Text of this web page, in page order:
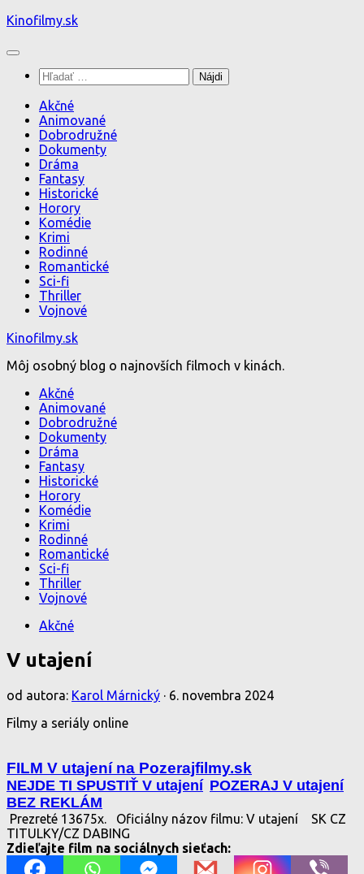
Preskočiť
obsah
Kinofilmy.sk
Hľadať:
Akčné
Animované
Dobrodružné
Dokumenty
Dráma
Fantasy
Historické
Horory
Komédie
Krimi
Rodinné
Romantické
Sci-fi
Thriller
Vojnové
Kinofilmy.sk
Môj osobný blog o najnovších filmoch v kinách.
Akčné
Animované
Dobrodružné
Dokumenty
Dráma
Fantasy
Historické
Horory
Komédie
Krimi
Rodinné
Romantické
Sci-fi
Thriller
Vojnové
Akčné
V utajení
od autora: Karol Márnický · 6. novembra 2024
Filmy a seriály online
FILM V utajení na Pozerajfilmy.sk
NEJDE TI SPUSTIŤ V utajení POZERAJ V utajení
BEZ REKLÁM
Prezreté 13675x. Oficiálny názov filmu: V utajení
SK CZ
TITULKY/CZ DABING
Zdieľajte film na sociálnych sieťach: